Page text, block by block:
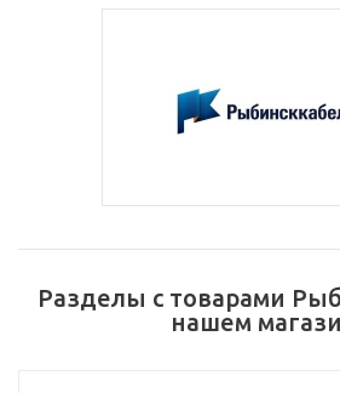
Разделы с товарами
нашем